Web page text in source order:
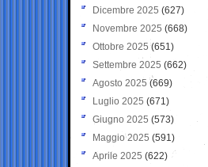
Dicembre 2025 (627)
Novembre 2025 (668)
Ottobre 2025 (651)
Settembre 2025 (662)
Agosto 2025 (669)
Luglio 2025 (671)
Giugno 2025 (573)
Maggio 2025 (591)
Aprile 2025 (622)